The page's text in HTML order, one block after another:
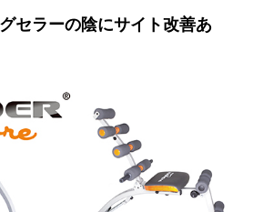
セラーの陰にサイト改善あ